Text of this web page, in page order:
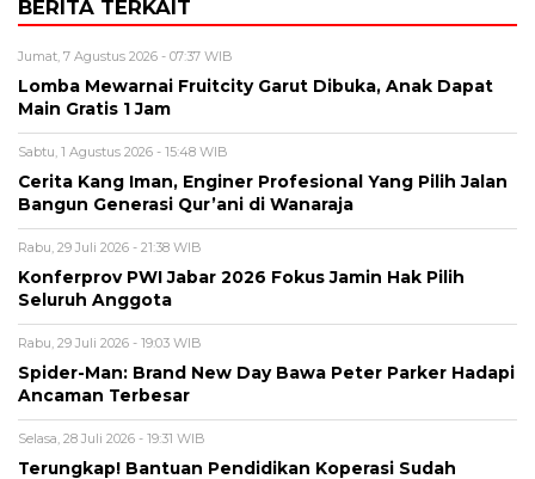
BERITA TERKAIT
Jumat, 7 Agustus 2026 - 07:37 WIB
Lomba Mewarnai Fruitcity Garut Dibuka, Anak Dapat
Main Gratis 1 Jam
Sabtu, 1 Agustus 2026 - 15:48 WIB
Cerita Kang Iman, Enginer Profesional Yang Pilih Jalan
Bangun Generasi Qur’ani di Wanaraja
Rabu, 29 Juli 2026 - 21:38 WIB
Konferprov PWI Jabar 2026 Fokus Jamin Hak Pilih
Seluruh Anggota
Rabu, 29 Juli 2026 - 19:03 WIB
Spider-Man: Brand New Day Bawa Peter Parker Hadapi
Ancaman Terbesar
Selasa, 28 Juli 2026 - 19:31 WIB
Terungkap! Bantuan Pendidikan Koperasi Sudah